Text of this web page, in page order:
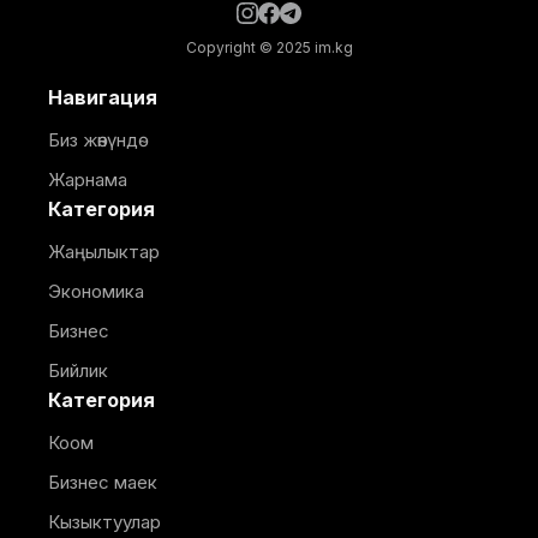
Copyright © 2025 im.kg
Навигация
Биз жөнүндө
Жарнама
Категория
Жаңылыктар
Экономика
Бизнес
Бийлик
Категория
Коом
Бизнес маек
Кызыктуулар